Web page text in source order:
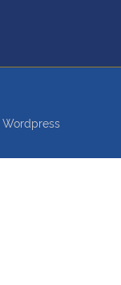
Wordpress